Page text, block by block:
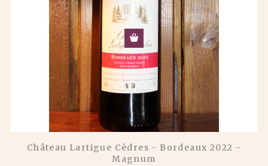
Château Lartigue Cèdres - Bordeaux 2022 -
Magnum